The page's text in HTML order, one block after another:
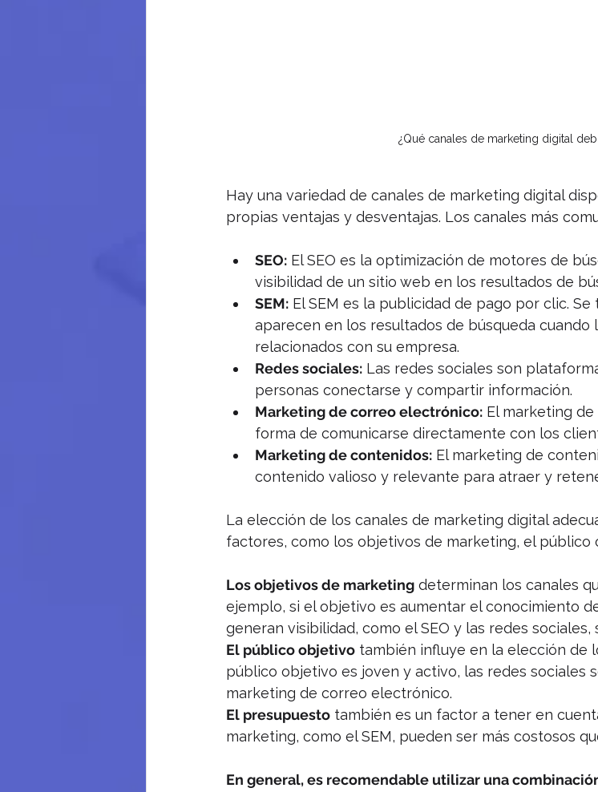
¿Qué canales de marketing digital
Hay una variedad de canales de marketing digital
propias ventajas y desventajas. Los canales más
SEO: El SEO es la optimización de motores de
visibilidad de un sitio web en los resultados de
SEM: El SEM es la publicidad de pago por clic.
aparecen en los resultados de búsqueda cuando
relacionados con su empresa.
Redes sociales: Las redes sociales son
personas conectarse y compartir información.
Marketing de correo electrónico: El marketing
forma de comunicarse directamente con los
Marketing de contenidos: El marketing de
contenido valioso y relevante para atraer y
La elección de los canales de marketing digital
factores, como los objetivos de marketing, el
Los objetivos de marketing determinan los canales
ejemplo, si el objetivo es aumentar el conocimiento
generan visibilidad, como el SEO y las redes sociales,
El público objetivo también influye en la elección de
público objetivo es joven y activo, las redes sociales
marketing de correo electrónico.
El presupuesto también es un factor a tener en
marketing, como el SEM, pueden ser más costosos
En general, es recomendable utilizar una